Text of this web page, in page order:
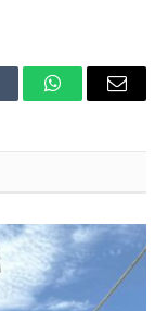
WhatsAppEmail